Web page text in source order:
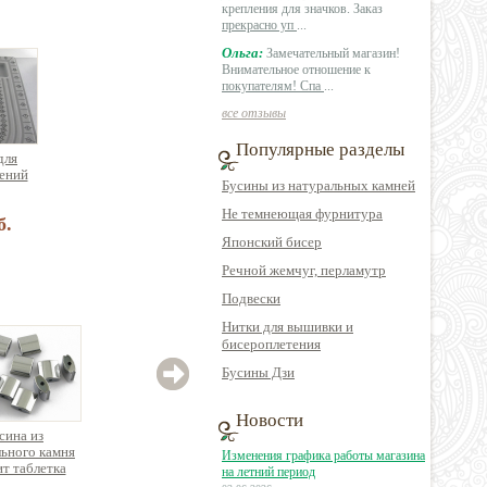
из
камня
таблетка
Бусина имитация
натурального камня
голтовка рубленная,
натурального камня
раухтопаз круглая
крепления для значков. Заказ
прекрасно уп ...
Ольга: Замечательный магазин!
Внимательное отношение к
покупателям! Спа ...
все отзывы
Популярные разделы
Бусины из натуральных камней
Не темнеющая фурнитура
Японский бисер
Речной жемчуг, перламутр
Подвески
Нитки для вышивки и
бисероплетения
Бусины Дзи
Новости
Изменения графика работы магазина
на летний период